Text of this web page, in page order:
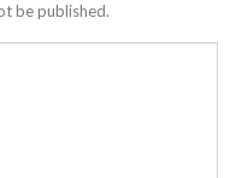
be published.